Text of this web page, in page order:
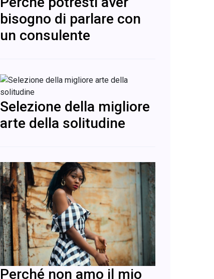
bisogno di parlare con
un consulente
Selezione della migliore
arte della solitudine
Perché non amo il mio